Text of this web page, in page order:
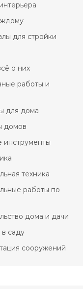
для стройки
о них
работы и
для дома
домов
инструменты
техника
работы по
дома и дачи
в саду
сооружений